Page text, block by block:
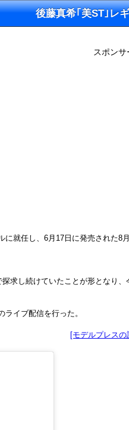
後藤真希｢美ST｣レ
スポンサ
就任し、6月17日に発売された8
求し続けていたことが形とな
イブ配信を行った。
[モデルプレス